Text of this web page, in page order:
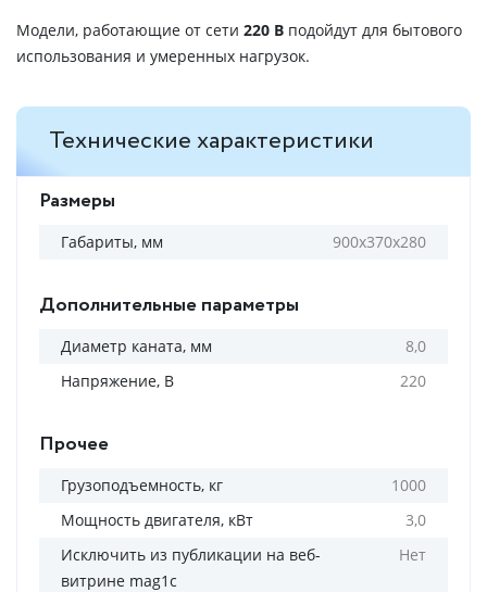
Модели, работающие от сети 220 В подойдут для бытового
использования и умеренных нагрузок.
Технические характеристики
Размеры
Габариты, мм 900х370х280
Дополнительные параметры
Диаметр каната, мм
8,0
Напряжение, В
220
Прочее
Грузоподъемность, кг
1000
Мощность двигателя, кВт
3,0
Исключить из публикации на веб-
витрине mag1c
Нет